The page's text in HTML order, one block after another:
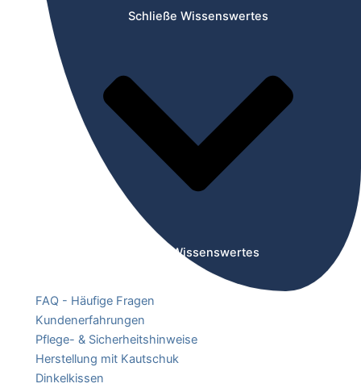
Schließe Wissenswertes
Öffne Wissenswertes
FAQ - Häufige Fragen
Kundenerfahrungen
Pflege- & Sicherheitshinweise
Herstellung mit Kautschuk
Dinkelkissen